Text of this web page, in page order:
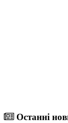
Останні